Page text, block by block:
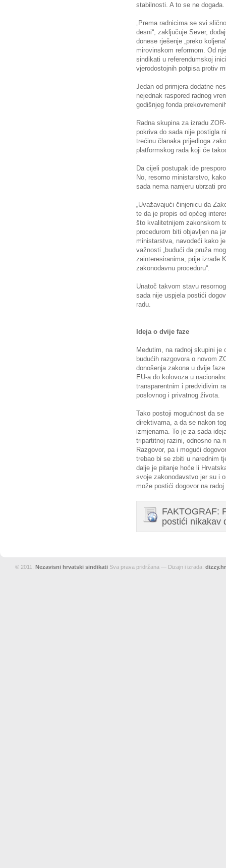
stabilnosti. A to se ne događa.
„Prema radnicima se svi
desni“, zaključuje Sever,
donese rješenje „preko
mirovinskom reformom. Od
sindikati u referendumskoj
vjerodostojnih potpisa protiv
Jedan od primjera dodatne
nejednak raspored radnog
godišnjeg fonda
Radna skupina za izradu
pokriva do sada nije postigla
trećinu članaka prijedloga
platformskog rada koji će
Da cijeli postupak ide
No, resorno ministarstvo,
sada nema namjeru ubrzati
„Uvažavajući činjenicu da
te da je propis od općeg
što kvalitetnijem zakonskom
procedurom biti objavljen na
ministarstva, navodeći kako
važnosti „budući da pruža
zainteresiranima, prije izrade
zakonodavnu proceduru“.
Unatoč takvom stavu
sada nije uspjela postići
radu.
Ideja o dvije faze
Međutim, na radnoj skupini je
budućih razgovora o novom
donošenja zakona u dvije
EU-a do kolovoza u
transparentnim i predvidivim
poslovnog i privatnog života.
Tako postoji mogućnost da
direktivama, a da se nakon
izmjenama. To je za sada
tripartitnoj razini, odnosno na
Razgovor, pa i mogući
trebao bi se zbiti u narednim
dalje je pitanje hoće li
svoje zakonodavstvo jer su i
može postići dogovor na
FAKTOGRAF:
postići nikakav
© 2011. Nezavisni hrvatski sindikati Sva prava pridržana — Dizajn i izrada: dizzy.hr